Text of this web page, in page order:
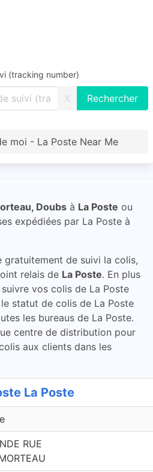
(tracking number)
X
moi - La Poste Near Me
Doubs à La Poste ou
expédiées par La Poste à
gratuitement de suivi la colis,
relais de La Poste. En plus
vos colis de La Poste
statut de colis de La Poste
les bureaus de La Poste.
centre de distribution pour
aux clients dans les
La Poste
RUE